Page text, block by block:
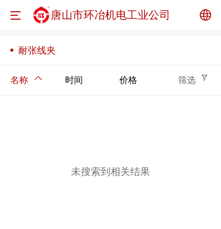
唐山市环冶机电工业公司
耐张线夹
名称 时间 价格 筛选
未搜索到相关结果